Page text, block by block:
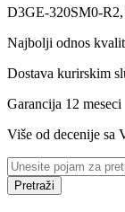
D3GE-320SM0-
Najbolji odnos
Dostava kurirskim
Garancija 12 meseci
Više od decenije sa
Pretraži